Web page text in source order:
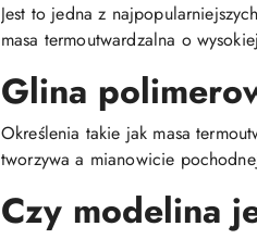
Jest to jedna z
masa termoutwardzalna o
Glina
Określenia takie jak masa
tworzywa a mianowicie
Czy modelina